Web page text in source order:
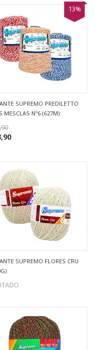
SUPREMO PREDILETTO
MESCLAS Nº6 (627M)
13%
SUPREMO FLORES CRU